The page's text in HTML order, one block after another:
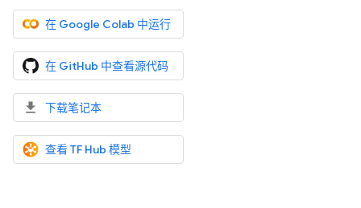
在 Google Colab 中运行
在 GitHub 中查看源代码
下载笔记本
查看 TF Hub 模型